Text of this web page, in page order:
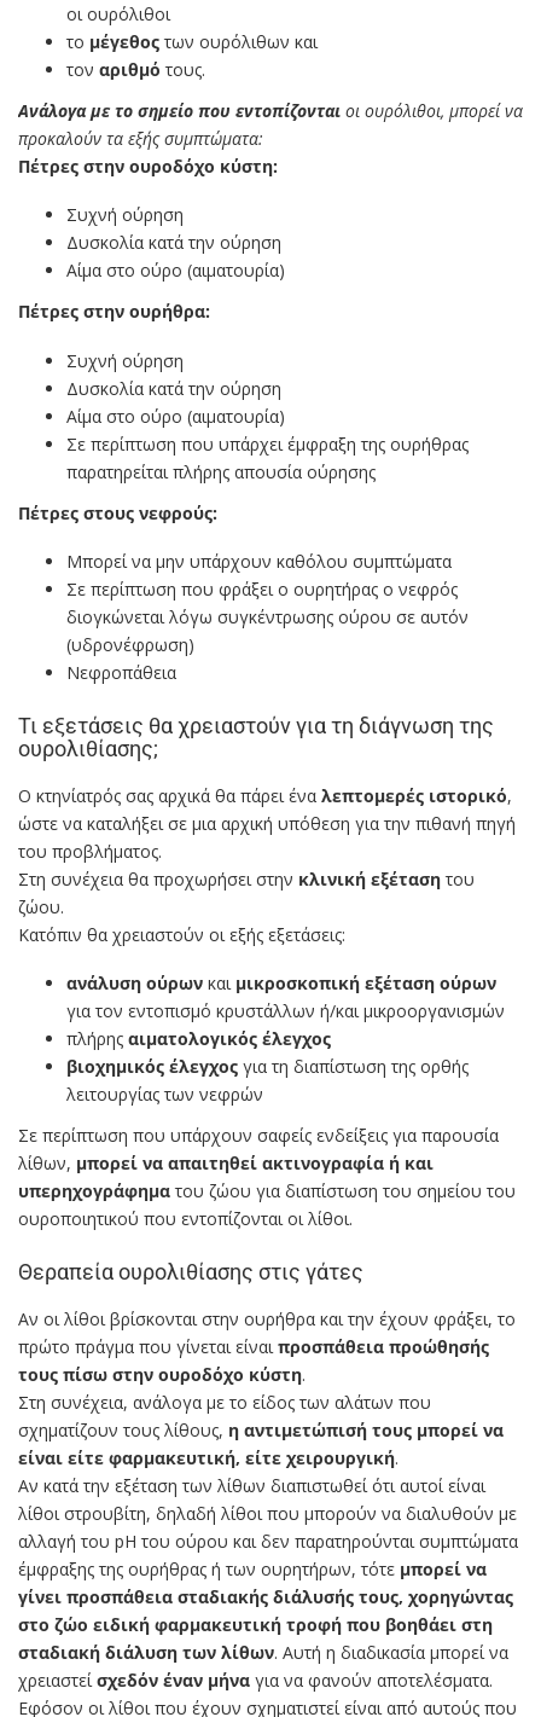
οι ουρόλιθοι
το μέγεθoς των ουρόλιθων και
τον αριθμό τους.
Ανάλογα με το σημείο που εντοπίζονται οι ουρόλιθοι, μπορεί να
προκαλούν τα εξής συμπτώματα:
Πέτρες στην ουροδόχο κύστη:
Συχνή ούρηση
Δυσκολία κατά την ούρηση
Αίμα στο ούρο (αιματουρία)
Πέτρες στην ουρήθρα:
Συχνή ούρηση
Δυσκολία κατά την ούρηση
Αίμα στο ούρο (αιματουρία)
Σε περίπτωση που υπάρχει έμφραξη της ουρήθρας
παρατηρείται πλήρης απουσία ούρησης
Πέτρες στους νεφρούς:
Μπορεί να μην υπάρχουν καθόλου συμπτώματα
Σε περίπτωση που φράξει ο ουρητήρας ο νεφρός
διογκώνεται λόγω συγκέντρωσης ούρου σε αυτόν
(υδρονέφρωση)
Νεφροπάθεια
Τι εξετάσεις θα χρειαστούν για τη διάγνωση της
ουρολιθίασης;
Ο κτηνίατρός σας αρχικά θα πάρει ένα λεπτομερές ιστορικό,
ώστε να καταλήξει σε μια αρχική υπόθεση για την πιθανή πηγή
του προβλήματος.
Στη συνέχεια θα προχωρήσει στην κλινική εξέταση του
ζώου.
Κατόπιν θα χρειαστούν οι εξής εξετάσεις:
ανάλυση ούρων και μικροσκοπική εξέταση ούρων
για τον εντοπισμό κρυστάλλων ή/και μικροοργανισμών
πλήρης αιματολογικός έλεγχος
βιοχημικός έλεγχος για τη διαπίστωση της ορθής
λειτουργίας των νεφρών
Σε περίπτωση που υπάρχουν σαφείς ενδείξεις για παρουσία
λίθων, μπορεί να απαιτηθεί ακτινογραφία ή και
υπερηχογράφημα του ζώου για διαπίστωση του σημείου του
ουροποιητικού που εντοπίζονται οι λίθοι.
Θεραπεία ουρολιθίασης στις γάτες
Αν οι λίθοι βρίσκονται στην ουρήθρα και την έχουν φράξει, το
πρώτο πράγμα που γίνεται είναι προσπάθεια προώθησής
τους πίσω στην ουροδόχο κύστη.
Στη συνέχεια, ανάλογα με το είδος των αλάτων που
σχηματίζουν τους λίθους, η αντιμετώπισή τους μπορεί να
είναι είτε φαρμακευτική, είτε χειρουργική.
Αν κατά την εξέταση των λίθων διαπιστωθεί ότι αυτοί είναι
λίθοι στρουβίτη, δηλαδή λίθοι που μπορούν να διαλυθούν με
αλλαγή του pH του ούρου και δεν παρατηρούνται συμπτώματα
έμφραξης της ουρήθρας ή των ουρητήρων, τότε μπορεί να
γίνει προσπάθεια σταδιακής διάλυσής τους, χορηγώντας
στο ζώο ειδική φαρμακευτική τροφή που βοηθάει στη
σταδιακή διάλυση των λίθων. Αυτή η διαδικασία μπορεί να
χρειαστεί σχεδόν έναν μήνα για να φανούν αποτελέσματα.
Εφόσον οι λίθοι που έχουν σχηματιστεί είναι από αυτούς που